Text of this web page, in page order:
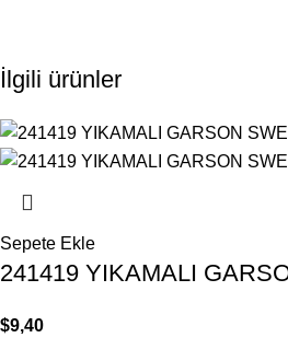
İlgili ürünler
Sepete Ekle
241419 YIKAMALI
$9,40